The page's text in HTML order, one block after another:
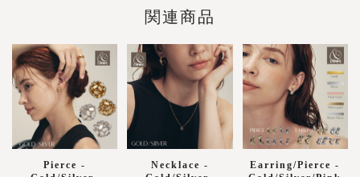
関連商品
Pierce -
Necklace -
Earring/Pierce -